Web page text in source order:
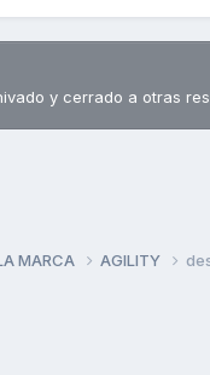
y cerrado a otras
MARCA AGILITY